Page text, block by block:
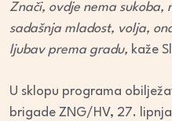
Znači, ovdje nema sukoba,
sadašnja mladost, volja,
ljubav prema gradu, kaže
U sklopu programa
brigade ZNG/HV, 27.